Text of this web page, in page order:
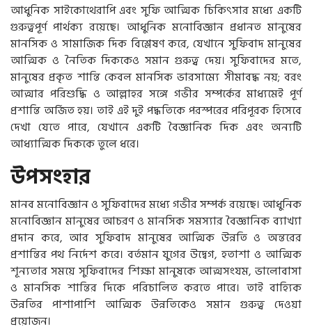
আধুনিক সাইকোথেরাপি এবং সুফি আত্মিক চিকিৎসার মধ্যে একটি
গুরুত্বপূর্ণ পার্থক্য রয়েছে। আধুনিক মনোবিজ্ঞান প্রধানত মানুষের
মানসিক ও সামাজিক দিক বিশ্লেষণ করে, যেখানে সুফিবাদ মানুষের
আত্মিক ও নৈতিক দিককেও সমান গুরুত্ব দেয়। সুফিবাদের মতে,
মানুষের প্রকৃত শান্তি কেবল মানসিক ভারসাম্যে সীমাবদ্ধ নয়; বরং
আত্মার পরিশুদ্ধি ও আল্লাহর সঙ্গে গভীর সম্পর্কের মাধ্যমেই পূর্ণ
প্রশান্তি অর্জিত হয়। তাই এই দুই পদ্ধতিকে পরস্পরের পরিপূরক হিসেবে
দেখা যেতে পারে, যেখানে একটি বৈজ্ঞানিক দিক এবং অন্যটি
আধ্যাত্মিক দিককে তুলে ধরে।
উপসংহার
মানব মনোবিজ্ঞান ও সুফিবাদের মধ্যে গভীর সম্পর্ক রয়েছে। আধুনিক
মনোবিজ্ঞান মানুষের আচরণ ও মানসিক সমস্যার বৈজ্ঞানিক ব্যাখ্যা
প্রদান করে, আর সুফিবাদ মানুষের আত্মিক উন্নতি ও অন্তরের
প্রশান্তির পথ নির্দেশ করে। বর্তমান যুগের উদ্বেগ, হতাশা ও আত্মিক
শূন্যতার সময়ে সুফিবাদের শিক্ষা মানুষকে আত্মসংযম, ভালোবাসা
ও মানসিক শান্তির দিকে পরিচালিত করতে পারে। তাই বাহ্যিক
উন্নতির পাশাপাশি আত্মিক উন্নতিকেও সমান গুরুত্ব দেওয়া
প্রয়োজন।